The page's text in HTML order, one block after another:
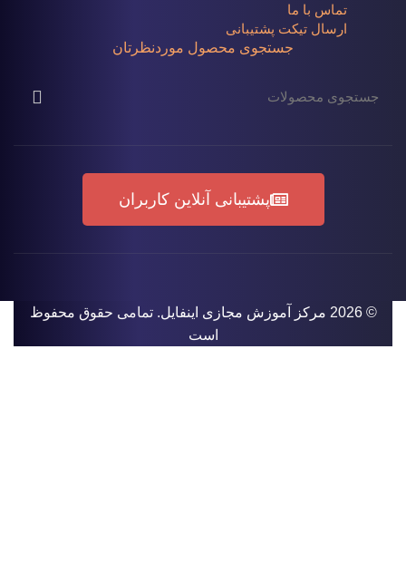
تماس با ما
ارسال تیکت پشتیبانی
جستجوی محصول موردنظرتان
پشتیبانی آنلاین کاربران
© 2026 مرکز آموزش مجازی اینفایل. تمامی حقوق محفوظ
است